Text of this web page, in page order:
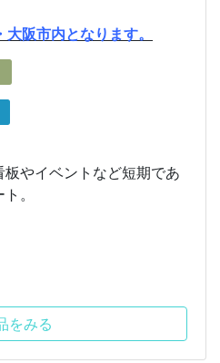
阪市内となります。
やイベントなど短期であ
。
をみる